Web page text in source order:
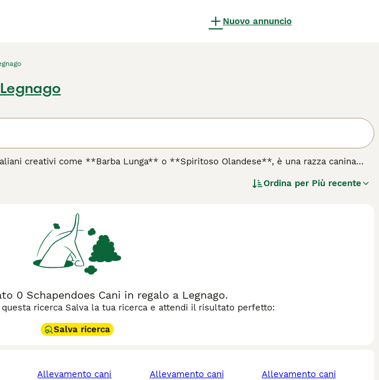
Nuovo annuncio
creativi come **Barba Lunga** o **Spiritoso Olandese**, è una razza canina
simile a un "mocio ambulante". Il suo carattere è vivace, intelligente e
di spazi ampi, poiché non è adatto alla vita in appartamento o a stili di vita
sono "schapendoes", "schapendoes prezzo" e "schapendoes puppy", segnalando
Questo cane richiede esercizio intenso quotidiano e cura regolare del pelo,
in salute e prevenire nodi. La sua natura giocosa e fedele lo rende un
adeguati.
Ordina per Più recente
0 Schapendoes Cani in regalo a Legnago.
ricerca Salva la tua ricerca e attendi il risultato perfetto:
Salva ricerca
allevamento cani
allevamento cani
allevamento cani